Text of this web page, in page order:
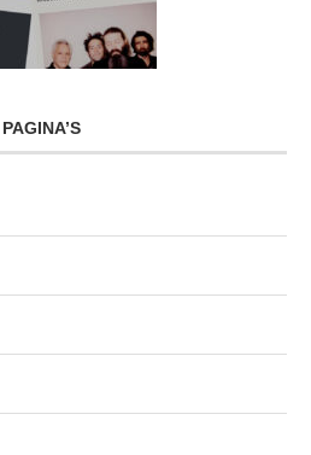
PAGINA’S